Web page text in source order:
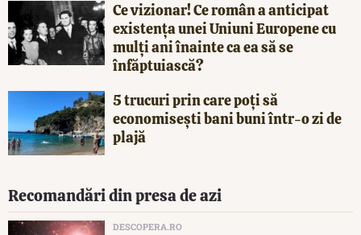
Ce vizionar! Ce român a anticipat
existența unei Uniuni Europene cu
mulți ani înainte ca ea să se
înfăptuiască?
5 trucuri prin care poți să
economisești bani buni într-o zi de
plajă
Recomandări din presa de azi
DESCOPERA.RO